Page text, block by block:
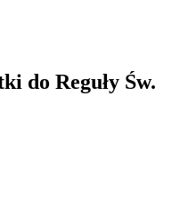
do Reguły Św.